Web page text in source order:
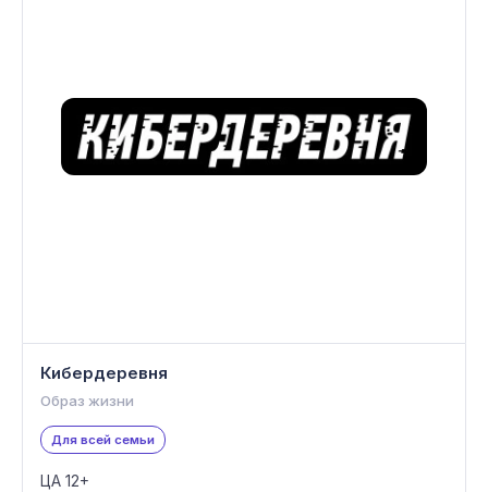
Кибердеревня
Образ жизни
Для всей семьи
ЦА 12+